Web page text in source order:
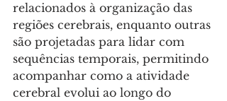
relacionados à organização das
regiões cerebrais, enquanto outras
são projetadas para lidar com
sequências temporais, permitindo
acompanhar como a atividade
cerebral evolui ao longo do